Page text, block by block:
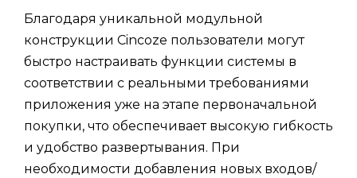
Благодаря уникальной модульной
конструкции Cincoze пользователи могут
быстро настраивать функции системы в
соответствии с реальными требованиями
приложения уже на этапе первоначальной
покупки, что обеспечивает высокую гибкость
и удобство развертывания. При
необходимости добавления новых входов/